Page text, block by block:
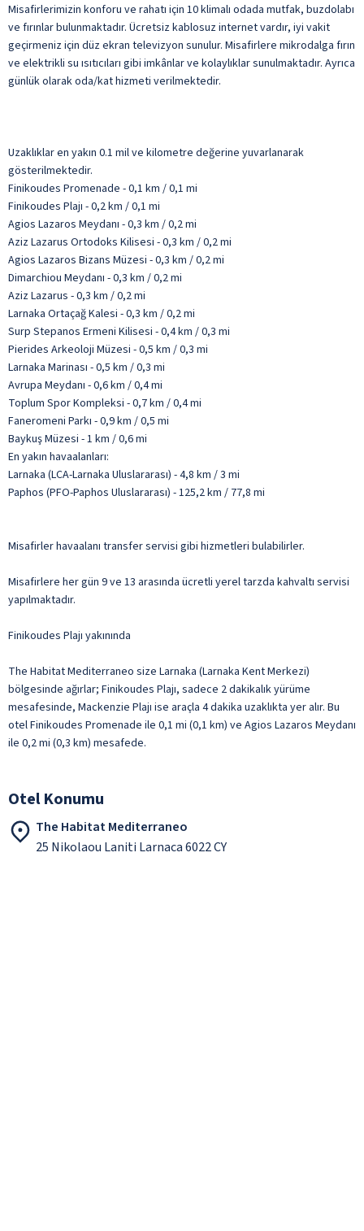
Misafirlerimizin konforu ve rahatı için 10 klimalı odada mutfak, buzdolabı
ve fırınlar bulunmaktadır. Ücretsiz kablosuz internet vardır, iyi vakit
geçirmeniz için düz ekran televizyon sunulur. Misafirlere mikrodalga fırın
ve elektrikli su ısıtıcıları gibi imkânlar ve kolaylıklar sunulmaktadır. Ayrıca
günlük olarak oda/kat hizmeti verilmektedir.
Uzaklıklar en yakın 0.1 mil ve kilometre değerine yuvarlanarak
gösterilmektedir.
Finikoudes Promenade - 0,1 km / 0,1 mi
Finikoudes Plajı - 0,2 km / 0,1 mi
Agios Lazaros Meydanı - 0,3 km / 0,2 mi
Aziz Lazarus Ortodoks Kilisesi - 0,3 km / 0,2 mi
Agios Lazaros Bizans Müzesi - 0,3 km / 0,2 mi
Dimarchiou Meydanı - 0,3 km / 0,2 mi
Aziz Lazarus - 0,3 km / 0,2 mi
Larnaka Ortaçağ Kalesi - 0,3 km / 0,2 mi
Surp Stepanos Ermeni Kilisesi - 0,4 km / 0,3 mi
Pierides Arkeoloji Müzesi - 0,5 km / 0,3 mi
Larnaka Marinası - 0,5 km / 0,3 mi
Avrupa Meydanı - 0,6 km / 0,4 mi
Toplum Spor Kompleksi - 0,7 km / 0,4 mi
Faneromeni Parkı - 0,9 km / 0,5 mi
Baykuş Müzesi - 1 km / 0,6 mi
En yakın havaalanları:
Larnaka (LCA-Larnaka Uluslararası) - 4,8 km / 3 mi
Paphos (PFO-Paphos Uluslararası) - 125,2 km / 77,8 mi
Misafirler havaalanı transfer servisi gibi hizmetleri bulabilirler.
Misafirlere her gün 9 ve 13 arasında ücretli yerel tarzda kahvaltı servisi
yapılmaktadır.
Finikoudes Plajı yakınında
The Habitat Mediterraneo size Larnaka (Larnaka Kent Merkezi)
bölgesinde ağırlar; Finikoudes Plajı, sadece 2 dakikalık yürüme
mesafesinde, Mackenzie Plajı ise araçla 4 dakika uzaklıkta yer alır. Bu
otel Finikoudes Promenade ile 0,1 mi (0,1 km) ve Agios Lazaros Meydanı
ile 0,2 mi (0,3 km) mesafede.
Otel Konumu
The Habitat Mediterraneo
25 Nikolaou Laniti Larnaca 6022 CY